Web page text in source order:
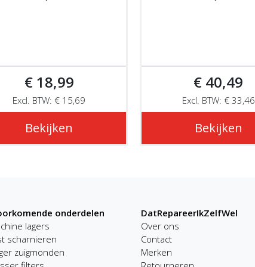
€ 18,99
Excl. BTW: € 15,69
Bekijken
€ 40,49
Excl. BTW: € 33,46
Bekijken
onderdelen
lagers
scharnieren
zuigmonden
DatRepareerIkZelfWel
Over ons
Contact
Merken